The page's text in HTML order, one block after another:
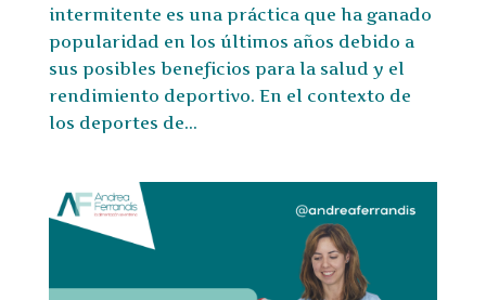
intermitente es una práctica que ha ganado
popularidad en los últimos años debido a
sus posibles beneficios para la salud y el
rendimiento deportivo. En el contexto de
los deportes de...